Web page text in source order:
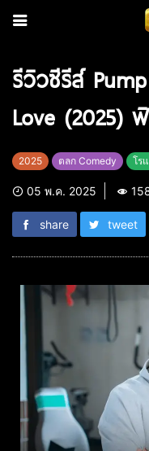
รีวิวซีรีส์
Love (2025)
2025 ตลก Comedy โร
05 พ.ค. 2025
share tweet